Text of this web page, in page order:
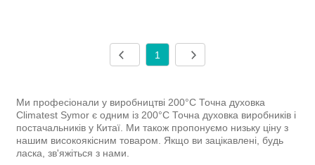
1
Ми професіонали у виробництві 200°C Точна духовка
Climatest Symor є одним із 200°C Точна духовка виробників і
постачальників у Китаї. Ми також пропонуємо низьку ціну з
нашим високоякісним товаром. Якщо ви зацікавлені, будь
ласка, зв'яжіться з нами.